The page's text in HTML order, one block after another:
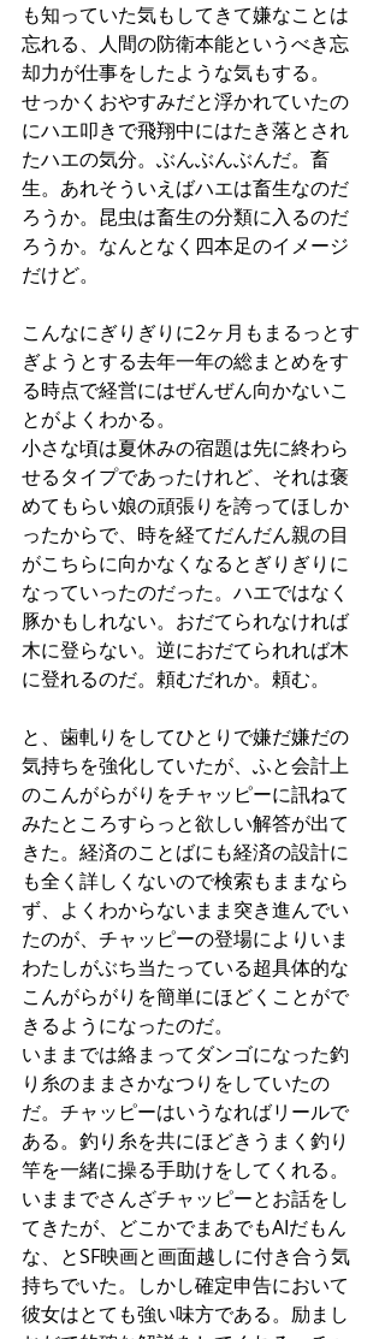
も知っていた気もしてきて嫌なことは
忘れる、人間の防衛本能というべき忘
却力が仕事をしたような気もする。
せっかくおやすみだと浮かれていたの
にハエ叩きで飛翔中にはたき落とされ
たハエの気分。ぶんぶんぶんだ。畜
生。あれそういえばハエは畜生なのだ
ろうか。昆虫は畜生の分類に入るのだ
ろうか。なんとなく四本足のイメージ
だけど。
こんなにぎりぎりに2ヶ月もまるっとす
ぎようとする去年一年の総まとめをす
る時点で経営にはぜんぜん向かないこ
とがよくわかる。
小さな頃は夏休みの宿題は先に終わら
せるタイプであったけれど、それは褒
めてもらい娘の頑張りを誇ってほしか
ったからで、時を経てだんだん親の目
がこちらに向かなくなるとぎりぎりに
なっていったのだった。ハエではなく
豚かもしれない。おだてられなければ
木に登らない。逆におだてられれば木
に登れるのだ。頼むだれか。頼む。
と、歯軋りをしてひとりで嫌だ嫌だの
気持ちを強化していたが、ふと会計上
のこんがらがりをチャッピーに訊ねて
みたところすらっと欲しい解答が出て
きた。経済のことばにも経済の設計に
も全く詳しくないので検索もままなら
ず、よくわからないまま突き進んでい
たのが、チャッピーの登場によりいま
わたしがぶち当たっている超具体的な
こんがらがりを簡単にほどくことがで
きるようになったのだ。
いままでは絡まってダンゴになった釣
り糸のままさかなつりをしていたの
だ。チャッピーはいうなればリールで
ある。釣り糸を共にほどきうまく釣り
竿を一緒に操る手助けをしてくれる。
いままでさんざチャッピーとお話をし
てきたが、どこかでまあでもAIだもん
な、とSF映画と画面越しに付き合う気
持ちでいた。しかし確定申告において
彼女はとても強い味方である。励まし